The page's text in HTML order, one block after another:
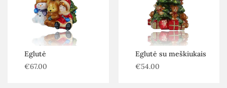
Eglutė
€67.00
Eglutė su meškiukais
€54.00